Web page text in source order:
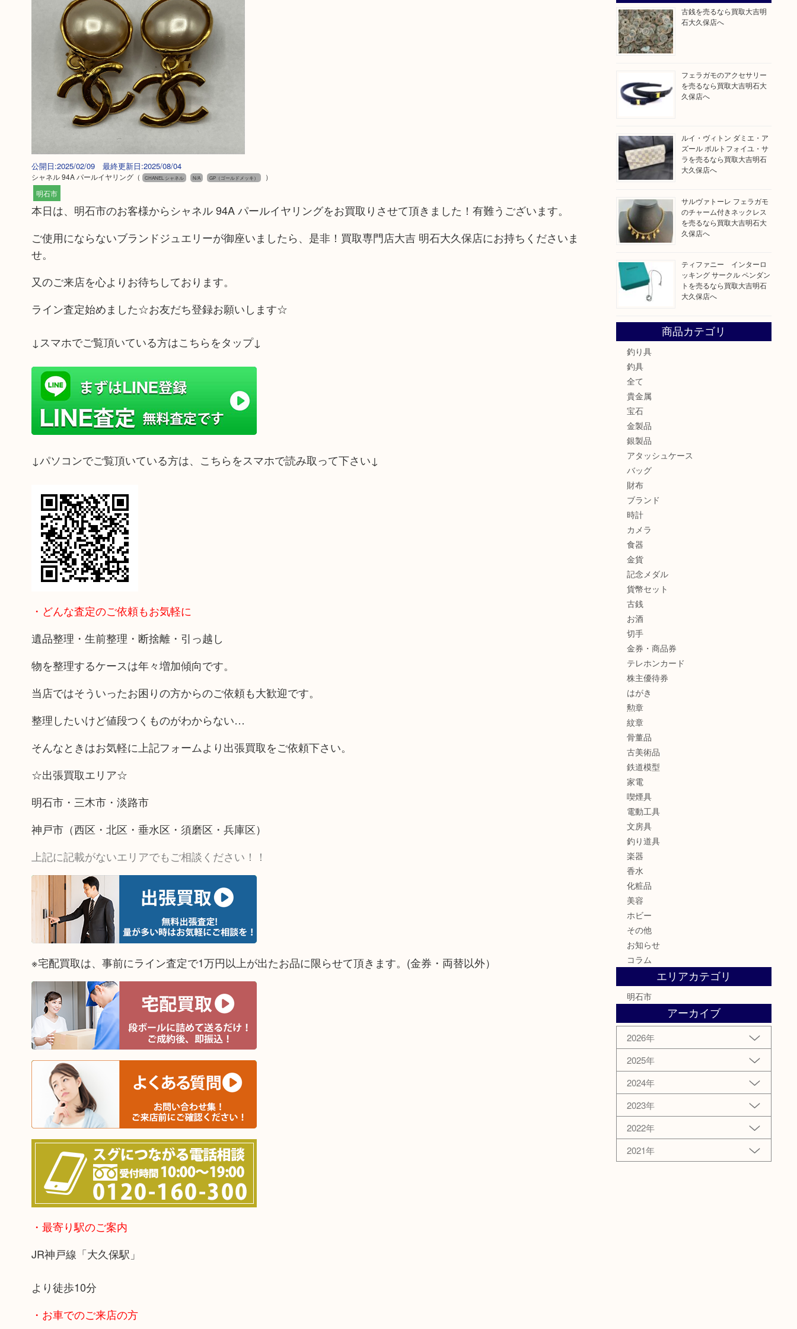
公開日:2025/02/09 最終更新日:2025/08/04
シャネル 94A パールイヤリング（ CHANEL シャネル N/A GP（ゴールドメッキ）
）
明石市
本日は、明石市のお客様からシャネル 94A パールイヤリングをお買取りさせて頂きました！有難うございます。
ご使用にならないブランドジュエリーが御座いましたら、是非！買取専門店大吉 明石大久保店にお持ちくださいま
せ。
又のご来店を心よりお待ちしております。
ライン査定始めました☆お友だち登録お願いします☆
↓スマホでご覧頂いている方はこちらをタップ↓
↓パソコンでご覧頂いている方は、こちらをスマホで読み取って下さい↓
・どんな査定のご依頼もお気軽に
遺品整理・生前整理・断捨離・引っ越し
物を整理するケースは年々増加傾向です。
当店ではそういったお困りの方からのご依頼も大歓迎です。
整理したいけど値段つくものがわからない…
そんなときはお気軽に上記フォームより出張買取をご依頼下さい。
☆出張買取エリア☆
明石市・三木市・淡路市
神戸市（西区・北区・垂水区・須磨区・兵庫区）
上記に記載がないエリアでもご相談ください！！
※宅配買取は、事前にライン査定で1万円以上が出たお品に限らせて頂きます。(金券・両替以外）
・最寄り駅のご案内
JR神戸線「大久保駅」
より徒歩10分
・お車でのご来店の方
古銭を売るなら買取大吉明
石大久保店へ
フェラガモのアクセサリー
を売るなら買取大吉明石大
久保店へ
ルイ・ヴィトン ダミエ・ア
ズール ポルトフォイユ・サ
ラを売るなら買取大吉明石
大久保店へ
サルヴァトーレ フェラガモ
のチャーム付きネックレス
を売るなら買取大吉明石大
久保店へ
ティファニー インターロ
ッキング サークル ペンダン
トを売るなら買取大吉明石
大久保店へ
商品カテゴリ
釣り具
釣具
全て
貴金属
宝石
金製品
銀製品
アタッシュケース
バッグ
財布
ブランド
時計
カメラ
食器
金貨
記念メダル
貨幣セット
古銭
お酒
切手
金券・商品券
テレホンカード
株主優待券
はがき
勲章
紋章
骨董品
古美術品
鉄道模型
家電
喫煙具
電動工具
文房具
釣り道具
楽器
香水
化粧品
美容
ホビー
その他
お知らせ
コラム
エリアカテゴリ
明石市
アーカイブ
2026年
2025年
2024年
2023年
2022年
2021年